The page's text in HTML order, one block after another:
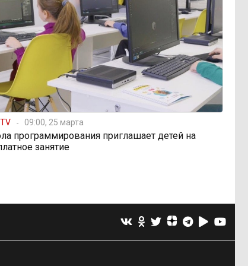
09:00, 25 марта
программирования приглашает детей на
занятие